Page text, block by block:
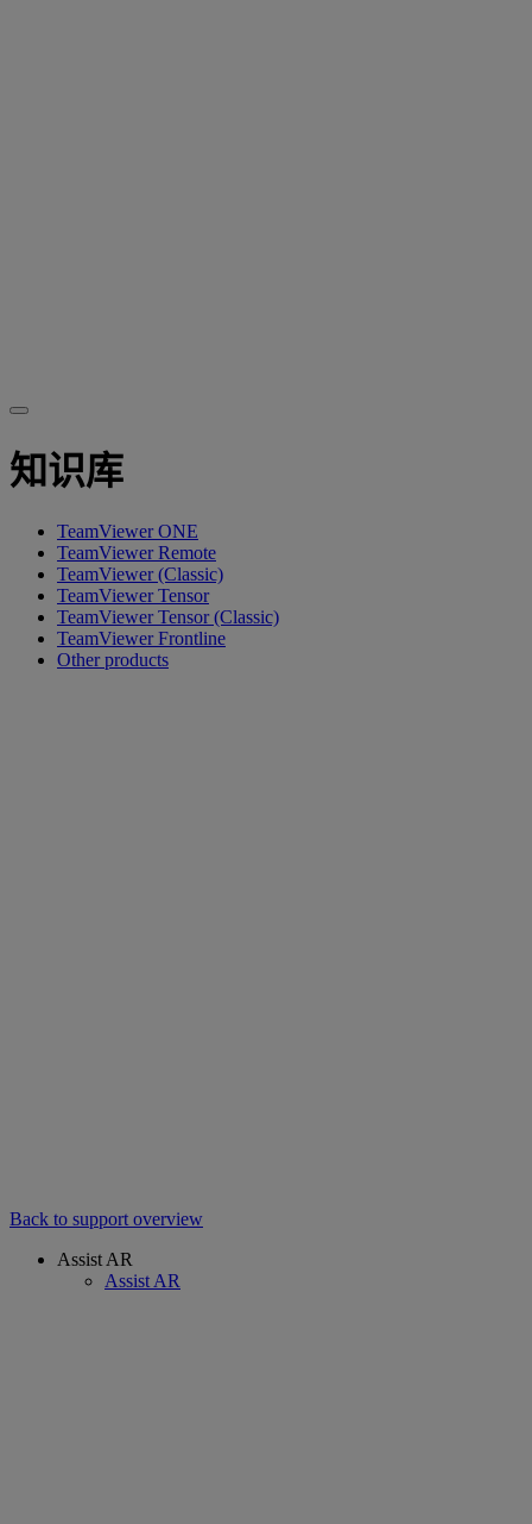
知识库
TeamViewer ONE
TeamViewer Remote
TeamViewer (Classic)
TeamViewer Tensor
TeamViewer Tensor (Classic)
TeamViewer Frontline
Other products
Back to support overview
Assist AR
Assist AR